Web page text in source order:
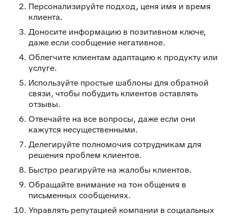
Персонализируйте подход, ценя имя и время
клиента.
Доносите информацию в позитивном ключе,
даже если сообщение негативное.
Облегчите клиентам адаптацию к продукту или
услуге.
Используйте простые шаблоны для обратной
связи, чтобы побудить клиентов оставлять
отзывы.
Отвечайте на все вопросы, даже если они
кажутся несущественными.
Делегируйте полномочия сотрудникам для
решения проблем клиентов.
Быстро реагируйте на жалобы клиентов.
Обращайте внимание на тон общения в
письменных сообщениях.
Управлять репутацией компании в социальных